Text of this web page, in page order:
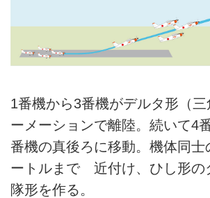
1番機から3番機がデルタ形（三
ーメーションで離陸。続いて4
番機の真後ろに移動。機体同士
ートルまで 近付け、ひし形の
隊形を作る。